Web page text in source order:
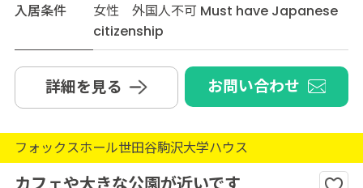
入居条件
女性 外国人不可 Must have Japanese
citizenship
詳細を見る お問い合わせ
フォックスホール世田谷駒沢大学ハウス